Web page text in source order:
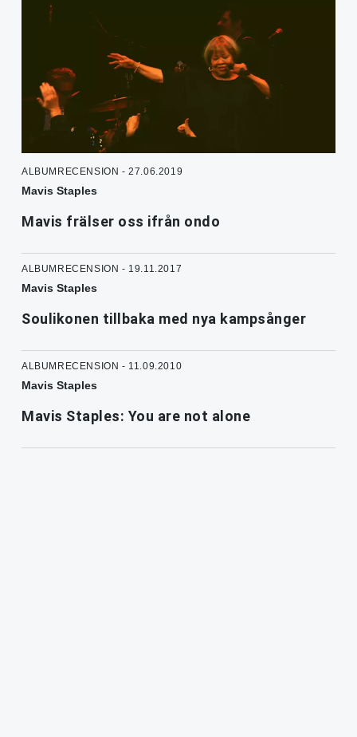
ALBUMRECENSION - 27.06.2019
Mavis Staples
Mavis frälser oss ifrån ondo
ALBUMRECENSION - 19.11.2017
Mavis Staples
Soulikonen tillbaka med nya kampsånger
ALBUMRECENSION - 11.09.2010
Mavis Staples
Mavis Staples: You are not alone